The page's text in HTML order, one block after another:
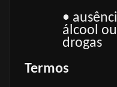
•
álcool
drogas
Termos